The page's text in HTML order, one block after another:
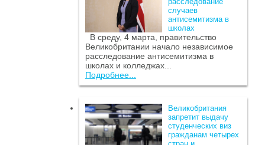
случаев
антисемитизма в
школах
В среду, 4 марта, правительство
Великобритании начало независимое
расследование антисемитизма в
школах и колледжах...
Подробнее...
Великобритания
запретит выдачу
студенческих виз
гражданам четырех